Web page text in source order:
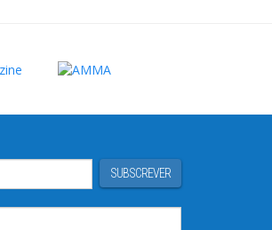
SUBSCREVER